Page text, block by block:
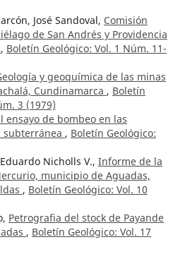
José Sandoval, Comisión
de San Andrés y Providencia
, Boletín Geológico: Vol. 1 Núm. 11-
y geoquímica de las minas
Cundinamarca , Boletín
3 (1979)
ensayo de bombeo en las
subterránea , Boletín Geológico:
Nicholls V., Informe de la
municipio de Aguadas,
, Boletín Geológico: Vol. 10
Petrografia del stock de Payande
, Boletín Geológico: Vol. 17